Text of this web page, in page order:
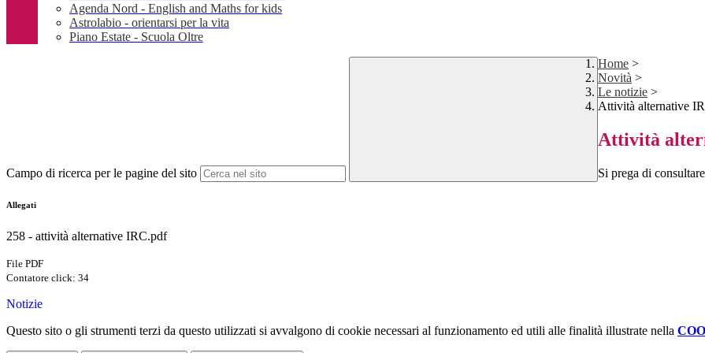
Agenda Nord - English and Maths for kids
Astrolabio - orientarsi per la vita
Piano Estate - Scuola Oltre
Campo di ricerca per le pagine del sito
Home >
Novità >
Le notizie >
Attività alternative
Attività
Si prega di
Allegati
258 - attività alternative IRC.pdf
File PDF
Contatore click: 34
Notizie
Questo sito o gli strumenti terzi da questo utilizzati si avvalgono di cookie necessari al funzionamento ed utili alle finalità illustrate nella